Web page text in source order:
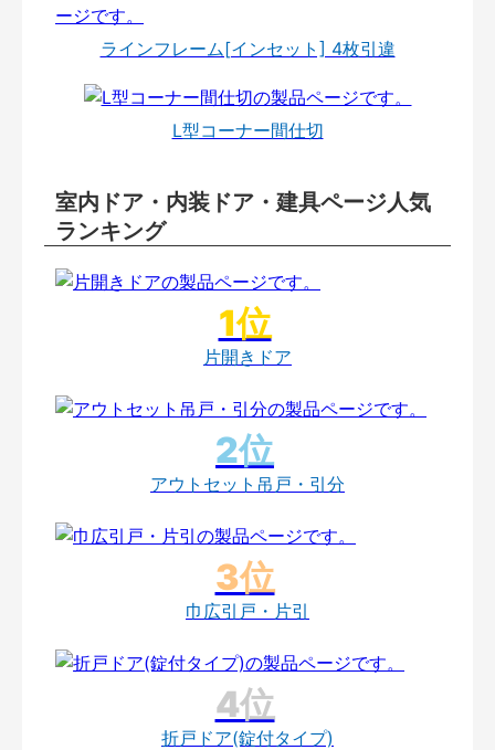
ラインフレーム[インセット] 4枚引違
L型コーナー間仕切
室内ドア・内装ドア・建具ページ人気
ランキング
片開きドア
アウトセット吊戸・引分
巾広引戸・片引
折戸ドア(錠付タイプ)